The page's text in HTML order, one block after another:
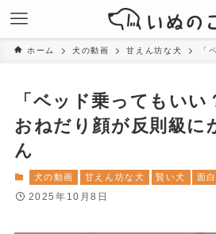
ホーム 犬の動画 甘えん坊な犬 「
「ベッド乗ってもいい
おねだり顔が反則級に
ん
犬の動画 甘えん坊な犬 賢い犬 面
2025年10月8日